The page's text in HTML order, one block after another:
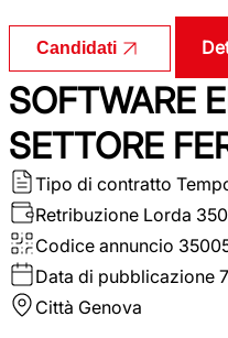
Candidati
SOFTWARE
SETTORE
Tipo di contratto
Retribuzione Lorda
Codice annuncio
Data di pubblicazione
Città Genova